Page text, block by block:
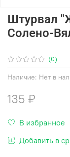
(0)
Наличие: Нет в
Штурвал
Солено-
135 ₽
В избранное
Добавить в